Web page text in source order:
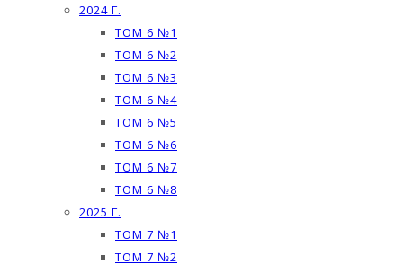
2024 Г.
ТОМ 6 №1
ТОМ 6 №2
ТОМ 6 №3
ТОМ 6 №4
ТОМ 6 №5
ТОМ 6 №6
ТОМ 6 №7
ТОМ 6 №8
2025 Г.
ТОМ 7 №1
ТОМ 7 №2